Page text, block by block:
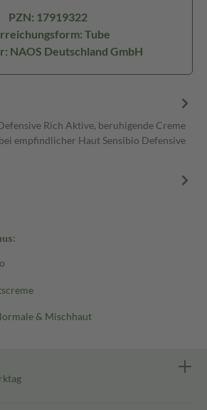
PZN: 17919322
Tube
NAOS Deutschland GmbH
Rich Aktive, beruhigende Creme
empfindlicher Haut Sensibio Defensive
& Mischhaut